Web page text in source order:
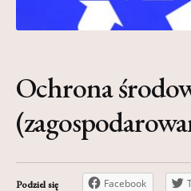
Pomoc
Projekty
Realizacje
Ochrona
Podziel się Facebook